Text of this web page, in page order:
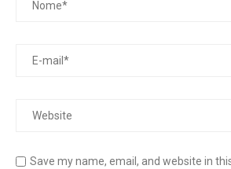
Save my name, email, and website in